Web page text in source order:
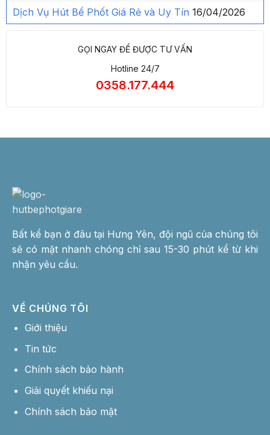
Dịch Vụ Hút Bể Phốt Giá Rẻ và Uy Tín 16/04/2026
GỌI NGAY ĐỂ ĐƯỢC TƯ VẤN
Hotline 24/7
0358.177.444
Bất kể bạn ở đâu tại Hưng Yên, đội ngũ của chúng tôi
sẽ có mặt nhanh chóng chỉ sau 15-30 phút kể từ khi
nhận yêu cầu.
VỀ CHÚNG TÔI
Giới thiệu
Tin tức
Chính sách bảo hành
Giải quyết khiếu nại
Chính sách bảo mật